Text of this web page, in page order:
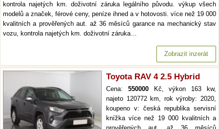
kontrola najetých km. doživotní záruka legálního původu. výkup všech
modelů a značek, férové ceny, peníze ihned a v hotovosti. více než 19 000
kvalitních a prověřených aut. až 36 měsíců garance na mechanický stav
vozu, kontrola najetých km. doživotní záruka…
Zobrazit inzerát
Toyota RAV 4 2.5 Hybrid
Cena: 550000Kč, výkon 163 kw,
najeto 120772 km, rok výroby: 2020,
koupeno v: česká republika servisní
knížka více než 19 000 kvalitních a